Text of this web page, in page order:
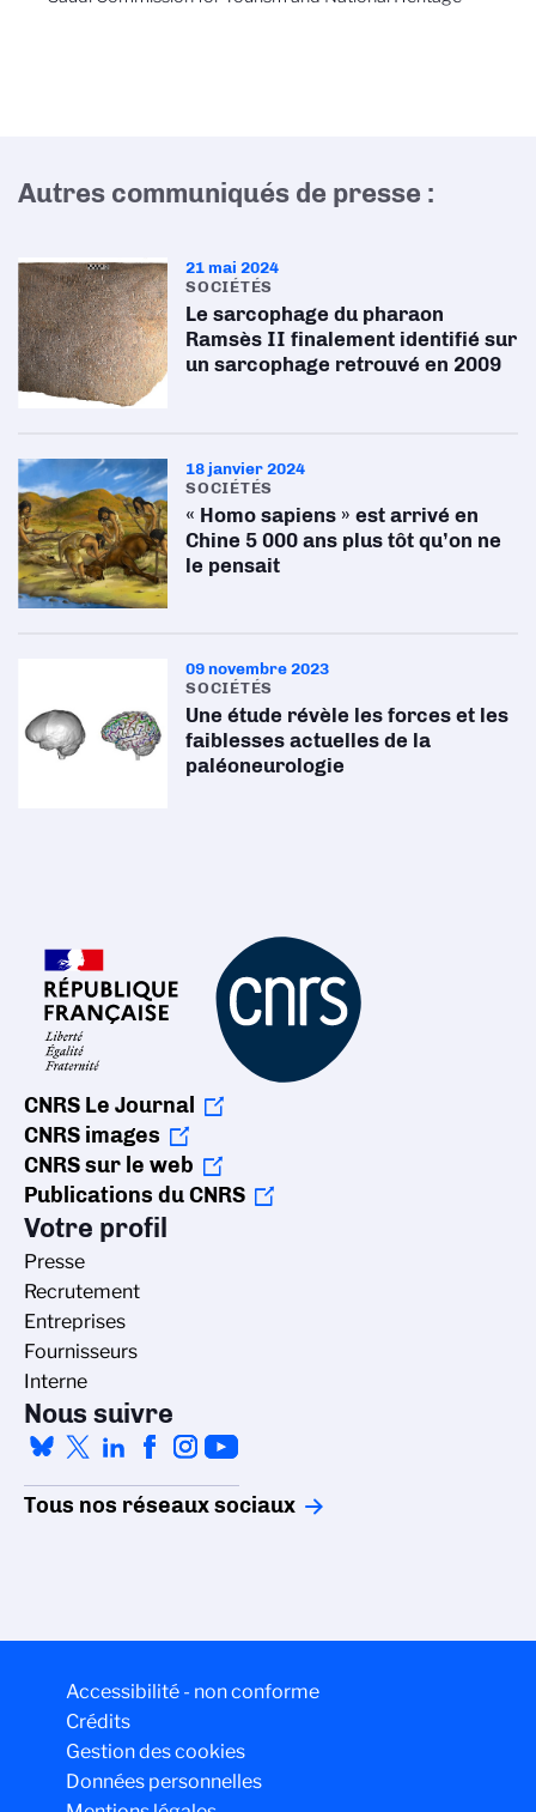
Autres communiqués de presse :
21 mai 2024
SOCIÉTÉS
Le sarcophage du pharaon
Ramsès II finalement identifié sur
un sarcophage retrouvé en 2009
18 janvier 2024
SOCIÉTÉS
« Homo sapiens » est arrivé en
Chine 5 000 ans plus tôt qu’on ne
le pensait
09 novembre 2023
SOCIÉTÉS
Une étude révèle les forces et les
faiblesses actuelles de la
paléoneurologie
CNRS Le Journal
CNRS images
CNRS sur le web
Publications du CNRS
Votre profil
Presse
Recrutement
Entreprises
Fournisseurs
Interne
Nous suivre
Tous nos réseaux sociaux
Accessibilité - non conforme
Crédits
Gestion des cookies
Données personnelles